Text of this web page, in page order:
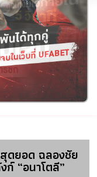
ดยอด ฉลองชัย
“อนาโตลี”